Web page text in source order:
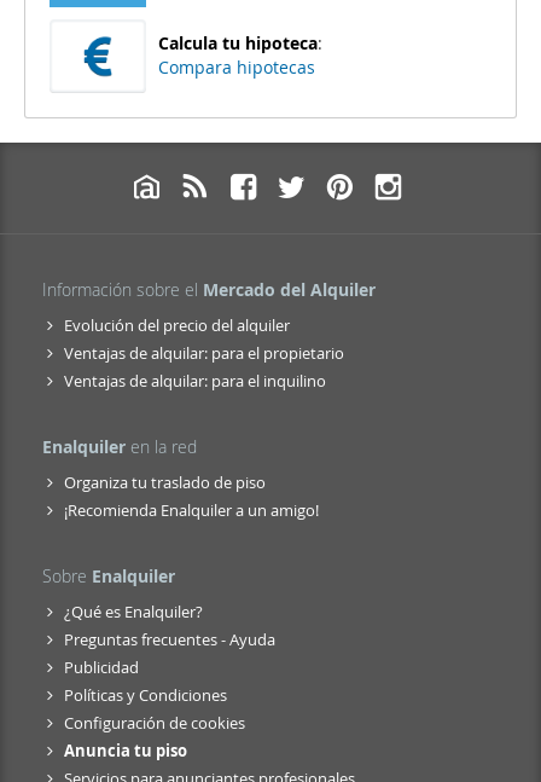
Calcula tu hipoteca:
Compara hipotecas
Información sobre el Mercado del Alquiler
Evolución del precio del alquiler
Ventajas de alquilar: para el propietario
Ventajas de alquilar: para el inquilino
Enalquiler en la red
Organiza tu traslado de piso
¡Recomienda Enalquiler a un amigo!
Sobre Enalquiler
¿Qué es Enalquiler?
Preguntas frecuentes - Ayuda
Publicidad
Políticas y Condiciones
Configuración de cookies
Anuncia tu piso